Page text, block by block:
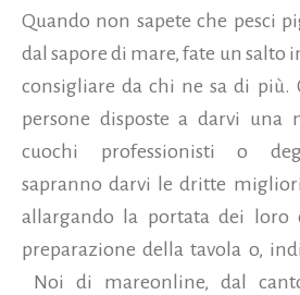
Quando non sapete che pesci
dal sapore di mare, fate un salto
consigliare da chi ne sa di più.
persone disposte a darvi una
cuochi professionisti o
sapranno darvi le dritte
allargando la portata dei loro
preparazione della tavola o,
Noi di mareonline, dal